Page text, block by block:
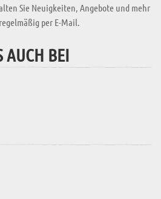
Sie Neuigkeiten, Angebote und mehr
per E-Mail.
AUCH BEI